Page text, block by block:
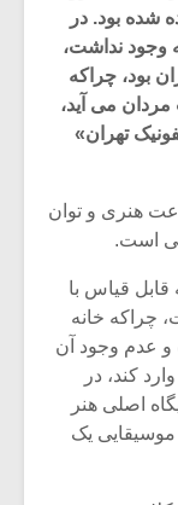
شده بود. در
وجود نداشت،
بود، چراکه
می آید،
تهران»
هنری و توان
است.
قابل قیاس با
چراکه خانه
عدم وجود آن
کند، در
اصلی هنر
یک